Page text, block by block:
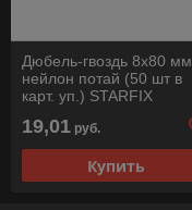
Дюбель-гвоздь 8х80 мм
нейлон потай (50 шт в
карт. уп.) STARFIX
19,01 руб.
Купить